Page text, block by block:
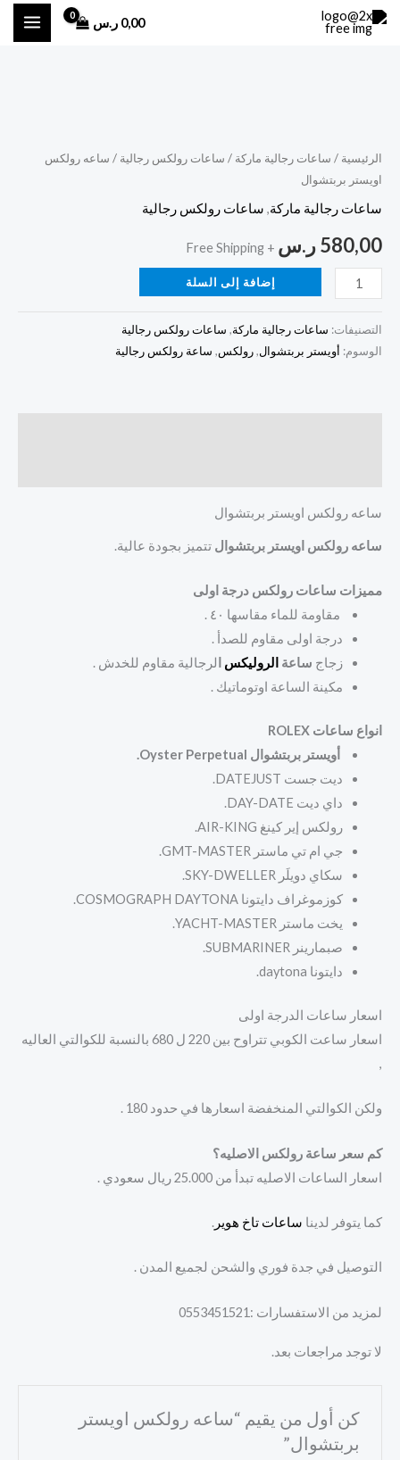
تخطي
0,00 ر.س
الرئيسية / ساعات رجالية ماركة / ساعات رولكس رجالية / ساعه رولكس
اويستر بربتشوال
ساعات رجالية ماركة, ساعات رولكس رجالية
580,00ر.س + Free Shipping
رولكس
اويستر
بربتشوال
إضافة إلى السلة
التصنيفات: ساعات رجالية ماركة, ساعات رولكس رجالية
الوسوم: أويستر بربتشوال,رولكس, ساعة رولكس رجالية
ساعه رولكس اويستر بربتشوال
ساعه رولكس اويستر بربتشوال تتميز بجودة عالية.
مميزات ساعات رولكس درجة اولى
مقاومة للماء مقاسها ٤٠ .
درجة اولى مقاوم للصدأ .
زجاج ساعة الروليكس لرجالية مقاوم للخدش .
مكينة الساعة اوتوماتيك .
انواع ساعات ROLEX
أويستر بربتشوال Oyster Perpetual.
ديت جست DATEJUST.
داي ديت DAY-DATE.
رولكس إير كينغ AIR-KING.
جي ام تي ماستر GMT-MASTER.
سكاي دويلَر SKY-DWELLER.
كوزموغراف دايتونا COSMOGRAPH DAYTONA.
يخت ماستر YACHT-MASTER.
صبمارينر SUBMARINER.
دايتونا daytona.
اسعار ساعات الدرجة اولى
اسعار ساعت الكوبي تتراوح بين 220 ل 680 بالنسبة للكوالتي العاليه
,
ولكن الكوالتي المنخفضة اسعارها في حدود 180 .
كم سعر ساعة رولكس الاصليه؟
اسعار الساعات الاصليه تبدأ من 25.000 ريال سعودي .
كما يتوفر لدينا ساعات تاخ هوير .
التوصيل في جدة فوري والشحن لجميع المدن .
لمزيد من الاستفسارات :0553451521
لا توجد مراجعات بعد.
كن أول من يقيم “ساعه رولكس اويستر
بربتشوال”